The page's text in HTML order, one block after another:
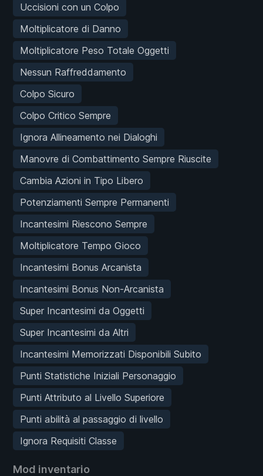
Uccisioni con un Colpo
Moltiplicatore di Danno
Moltiplicatore Peso Totale Oggetti
Nessun Raffreddamento
Colpo Sicuro
Colpo Critico Sempre
Ignora Allineamento nei Dialoghi
Manovre di Combattimento Sempre Riuscite
Cambia Azioni in Tipo Libero
Potenziamenti Sempre Permanenti
Incantesimi Riescono Sempre
Moltiplicatore Tempo Gioco
Incantesimi Bonus Arcanista
Incantesimi Bonus Non-Arcanista
Super Incantesimi da Oggetti
Super Incantesimi da Altri
Incantesimi Memorizzati Disponibili Subito
Punti Statistiche Iniziali Personaggio
Punti Attributo al Livello Superiore
Punti abilità al passaggio di livello
Ignora Requisiti Classe
Mod inventario